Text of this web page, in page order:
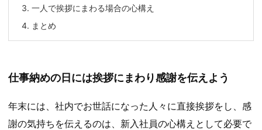
3. 一人で挨拶にまわる場合の心構え
4. まとめ
仕事納めの日には挨拶にまわり感謝を伝えよう
年末には、社内でお世話になった人々に直接挨拶をし、感
謝の気持ちを伝えるのは、新入社員の心構えとして必要で